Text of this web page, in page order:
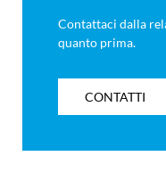
Contattaci dalla
quanto prima.
CONTATTI